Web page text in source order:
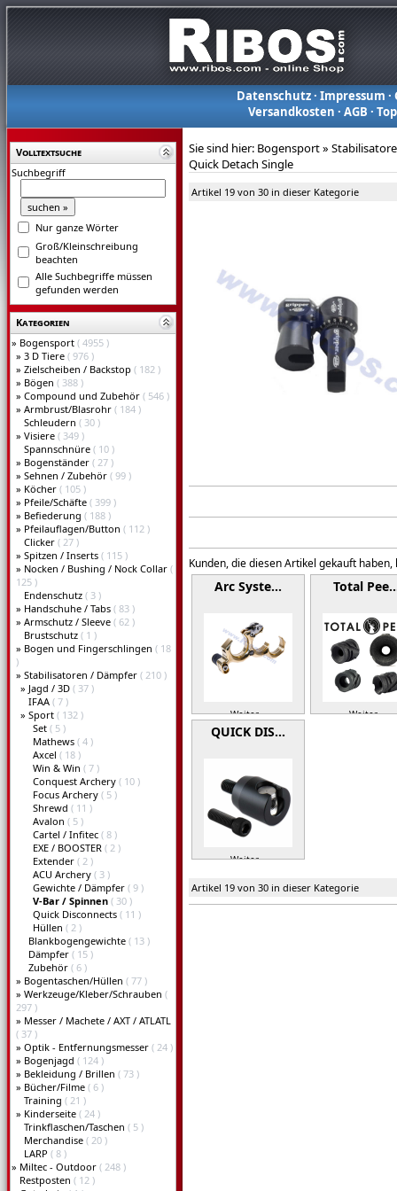
Datenschutz· Impressum ·
Versandkosten ·AGB ·
Volltextsuche
Suchbegriff
Nur ganze Wörter
Groß/Kleinschreibung
beachten
Alle Suchbegriffe müssen
gefunden werden
Kategorien
» Bogensport ( 4955 )
» 3 D Tiere ( 976 )
» Zielscheiben / Backstop ( 182 )
» Bögen ( 388 )
» Compound und Zubehör ( 546 )
» Armbrust/Blasrohr ( 184 )
Schleudern ( 30 )
» Visiere ( 349 )
Spannschnüre ( 10 )
» Bogenständer ( 27 )
» Sehnen / Zubehör ( 99 )
» Köcher ( 105 )
» Pfeile/Schäfte ( 399 )
» Befiederung ( 188 )
» Pfeilauflagen/Button ( 112 )
Clicker ( 27 )
» Spitzen / Inserts ( 115 )
» Nocken / Bushing / Nock Collar (
125 )
Endenschutz ( 3 )
» Handschuhe / Tabs ( 83 )
» Armschutz / Sleeve ( 62 )
Brustschutz ( 1 )
» Bogen und Fingerschlingen ( 18
)
» Stabilisatoren / Dämpfer ( 210 )
» Jagd / 3D ( 37 )
IFAA ( 7 )
» Sport ( 132 )
Set ( 5 )
Mathews ( 4 )
Axcel ( 18 )
Win & Win ( 7 )
Conquest Archery ( 10 )
Focus Archery ( 5 )
Shrewd ( 11 )
Avalon ( 5 )
Cartel / Infitec ( 8 )
EXE / BOOSTER ( 2 )
Extender ( 2 )
ACU Archery ( 3 )
Gewichte / Dämpfer ( 9 )
V-Bar / Spinnen ( 30 )
Quick Disconnects ( 11 )
Hüllen ( 2 )
Blankbogengewichte ( 13 )
Dämpfer ( 15 )
Zubehör ( 6 )
» Bogentaschen/Hüllen ( 77 )
» Werkzeuge/Kleber/Schrauben (
297 )
» Messer / Machete / AXT / ATLATL
( 37 )
» Optik - Entfernungsmesser ( 24 )
» Bogenjagd ( 124 )
» Bekleidung / Brillen ( 73 )
» Bücher/Filme ( 6 )
Training ( 21 )
» Kinderseite ( 24 )
Trinkflaschen/Taschen ( 5 )
Merchandise ( 20 )
LARP ( 8 )
» Miltec - Outdoor ( 248 )
Restposten ( 12 )
Sie sind hier: Bogensport»
Quick Detach Single
Artikel 19 von 30 in dieser Kategorie
Kunden, die diesen Artikel gekauft haben,
Arc Syste…
Weiter »
Total
Weiter »
QUICK DIS…
Weiter »
Artikel 19 von 30 in dieser Kategorie